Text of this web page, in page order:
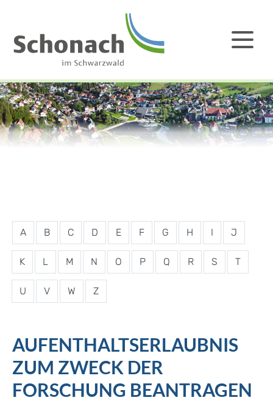
A B C D E F G H I J
K L M N O P Q R S T
U V W Z
AUFENTHALTSERLAUBNIS
ZUM ZWECK DER
FORSCHUNG BEANTRAGEN